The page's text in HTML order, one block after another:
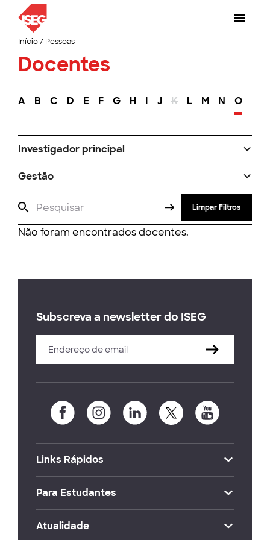
Início/ Pessoas
Docentes
A B C D E F G H I J K L M N O
Investigador principal
Gestão
Limpar Filtros
Não foram encontrados docentes.
Subscreva a newsletter do ISEG
Links Rápidos
Para Estudantes
Atualidade